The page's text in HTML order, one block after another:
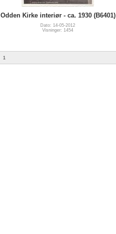
Odden Kirke interiør - ca. 1930 (B6401)
Dato: 14-05-2012
Visninger: 1454
1